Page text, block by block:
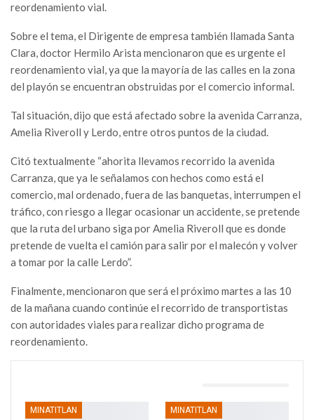
reordenamiento vial.
Sobre el tema, el Dirigente de empresa también llamada Santa
Clara, doctor Hermilo Arista mencionaron que es urgente el
reordenamiento vial, ya que la mayoría de las calles en la zona
del playón se encuentran obstruidas por el comercio informal.
Tal situación, dijo que está afectado sobre la avenida Carranza,
Amelia Riveroll y Lerdo, entre otros puntos de la ciudad.
Citó textualmente “ahorita llevamos recorrido la avenida
Carranza, que ya le señalamos con hechos como está el
comercio, mal ordenado, fuera de las banquetas, interrumpen el
tráfico, con riesgo a llegar ocasionar un accidente, se pretende
que la ruta del urbano siga por Amelia Riveroll que es donde
pretende de vuelta el camión para salir por el malecón y volver
a tomar por la calle Lerdo”.
Finalmente, mencionaron que será el próximo martes a las 10
de la mañana cuando continúe el recorrido de transportistas
con autoridades viales para realizar dicho programa de
reordenamiento.
MINATITLAN MINATITLAN